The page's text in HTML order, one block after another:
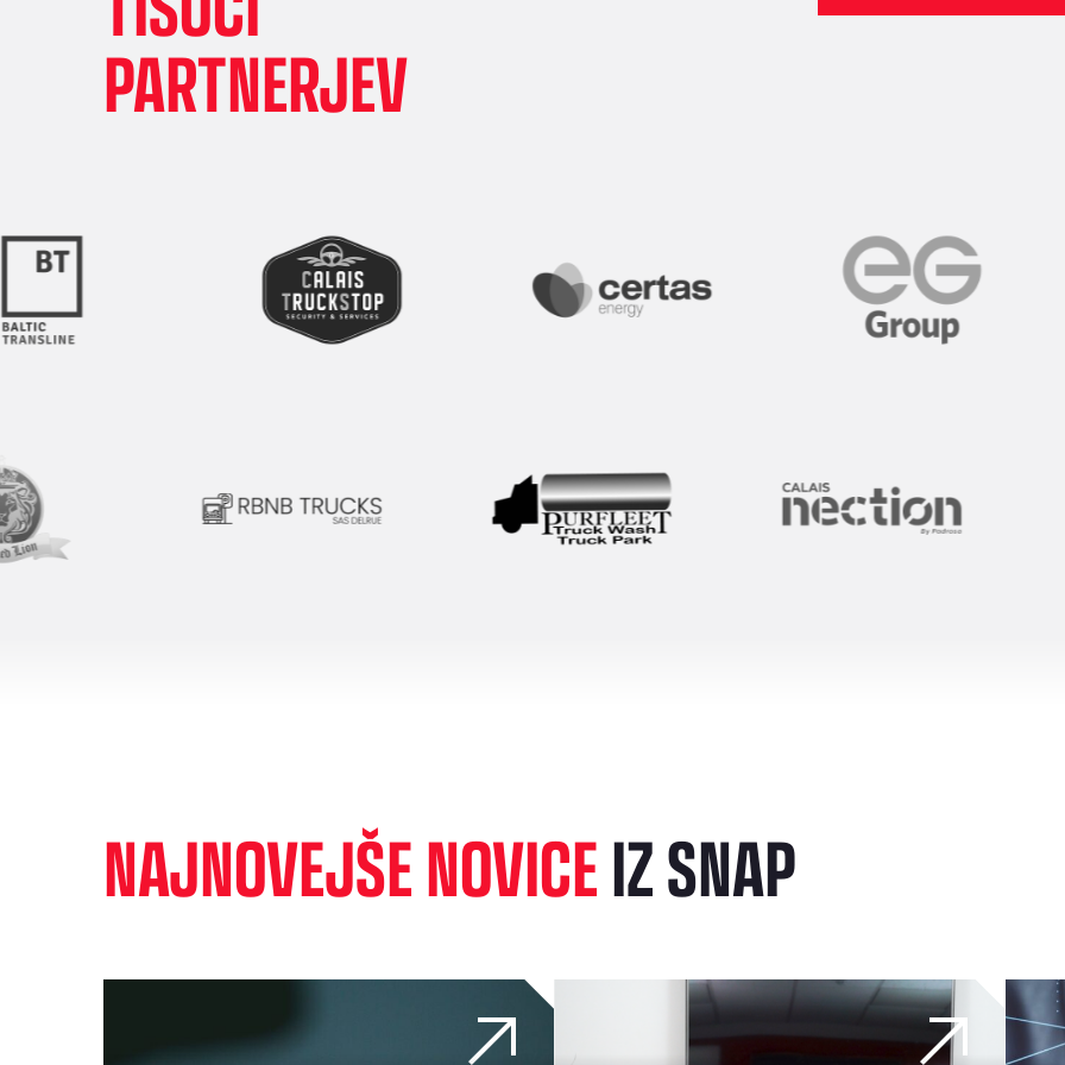
vodilnem evropskem omrežju mobilnosti.
VEČ INFORMACIJ
hitrejše in enostavnejše iskanje, dostop in plačilo storitev pranja,
kar vam pomaga, da porabite manj časa za čakanje in več časa
na cesti.
PARTNERJEV
NAJNOVEJŠE NOVICEIZ SNAP
Kako pregled nad vozilnim parkom v realnem času ščiti pred krajo in nepooblaščeno uporabo
Od težav do moči: Kako Darren Wright pomaga Je